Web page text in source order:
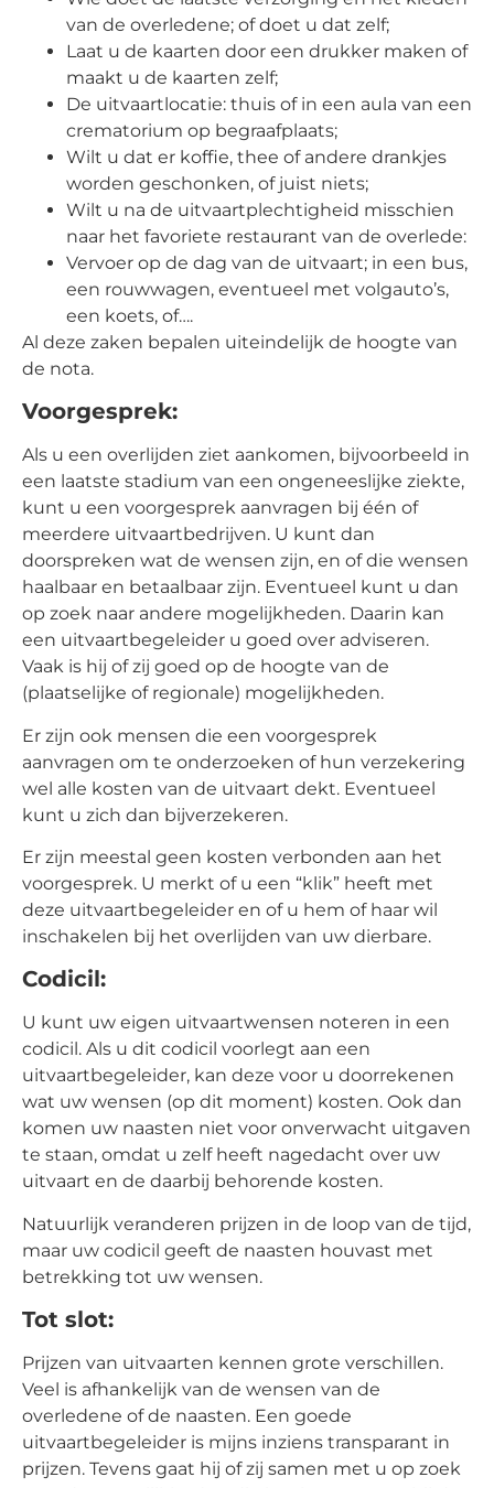
van de overledene; of doet u dat zelf;
Laat u de kaarten door een drukker maken of
maakt u de kaarten zelf;
De uitvaartlocatie: thuis of in een aula van een
crematorium op begraafplaats;
Wilt u dat er koffie, thee of andere drankjes
worden geschonken, of juist niets;
Wilt u na de uitvaartplechtigheid misschien
naar het favoriete restaurant van de overlede:
Vervoer op de dag van de uitvaart; in een bus,
een rouwwagen, eventueel met volgauto’s,
een koets, of….
Al deze zaken bepalen uiteindelijk de hoogte van
de nota.
Voorgesprek:
Als u een overlijden ziet aankomen, bijvoorbeeld in
een laatste stadium van een ongeneeslijke ziekte,
kunt u een voorgesprek aanvragen bij één of
meerdere uitvaartbedrijven. U kunt dan
doorspreken wat de wensen zijn, en of die wensen
haalbaar en betaalbaar zijn. Eventueel kunt u dan
op zoek naar andere mogelijkheden. Daarin kan
een uitvaartbegeleider u goed over adviseren.
Vaak is hij of zij goed op de hoogte van de
(plaatselijke of regionale) mogelijkheden.
Er zijn ook mensen die een voorgesprek
aanvragen om te onderzoeken of hun verzekering
wel alle kosten van de uitvaart dekt. Eventueel
kunt u zich dan bijverzekeren.
Er zijn meestal geen kosten verbonden aan het
voorgesprek. U merkt of u een “klik” heeft met
deze uitvaartbegeleider en of u hem of haar wil
inschakelen bij het overlijden van uw dierbare.
Codicil:
U kunt uw eigen uitvaartwensen noteren in een
codicil. Als u dit codicil voorlegt aan een
uitvaartbegeleider, kan deze voor u doorrekenen
wat uw wensen (op dit moment) kosten. Ook dan
komen uw naasten niet voor onverwacht uitgaven
te staan, omdat u zelf heeft nagedacht over uw
uitvaart en de daarbij behorende kosten.
Natuurlijk veranderen prijzen in de loop van de tijd,
maar uw codicil geeft de naasten houvast met
betrekking tot uw wensen.
Tot slot:
Prijzen van uitvaarten kennen grote verschillen.
Veel is afhankelijk van de wensen van de
overledene of de naasten. Een goede
uitvaartbegeleider is mijns inziens transparant in
prijzen. Tevens gaat hij of zij samen met u op zoek